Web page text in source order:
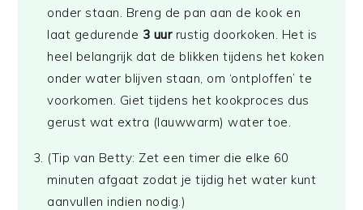
onder staan. Breng de pan aan de kook en
laat gedurende 3 uurrustig doorkoken. Het is
heel belangrijk dat de blikken tijdens het koken
onder water blijven staan, om ‘ontploffen’ te
voorkomen. Giet tijdens het kookproces dus
gerust wat extra (lauwwarm) water toe.
(Tip van Betty: Zet een timer die elke 60
minuten afgaat zodat je tijdig het water kunt
aanvullen indien nodig.)